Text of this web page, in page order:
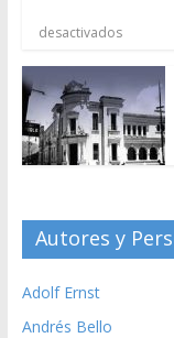
desactivados
Autores y
Adolf Ernst
Andrés Bello